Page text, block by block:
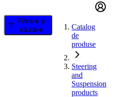
Filtrare și
căutare
Catalog
de
produse
Steering
and
Suspension
products